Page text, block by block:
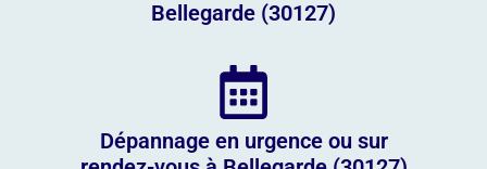
Bellegarde (30127)
Dépannage en urgence ou sur